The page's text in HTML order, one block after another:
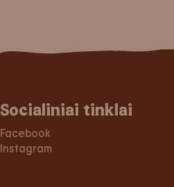
Socialiniai tinklai
Facebook
Instagram